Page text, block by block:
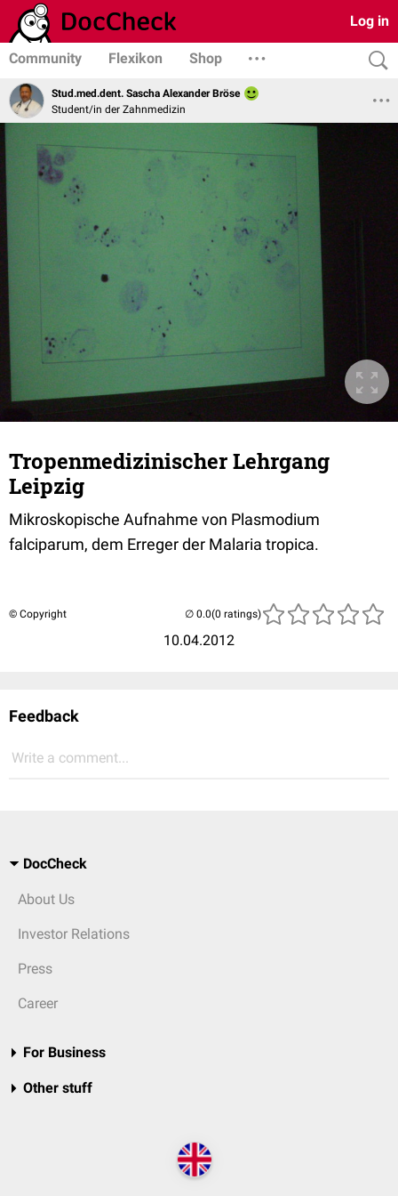
Log in
Community Flexikon Shop
Stud.med.dent. Sascha Alexander Bröse
Student/in der Zahnmedizin
Tropenmedizinischer Lehrgang
Leipzig
Mikroskopische Aufnahme von Plasmodium
falciparum, dem Erreger der Malaria tropica.
© Copyright
10.04.2012
(0 ratings)
Feedback
Write a comment...
DocCheck
About Us
Investor Relations
Press
Career
For Business
Other stuff